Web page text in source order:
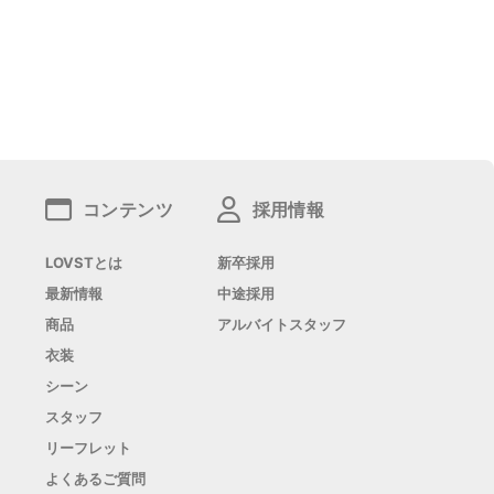
コンテンツ
LOVSTとは
最新情報
商品
衣装
シーン
スタッフ
リーフレット
よくあるご質問
採用情報
新卒採用
中途採用
アルバイトスタッフ